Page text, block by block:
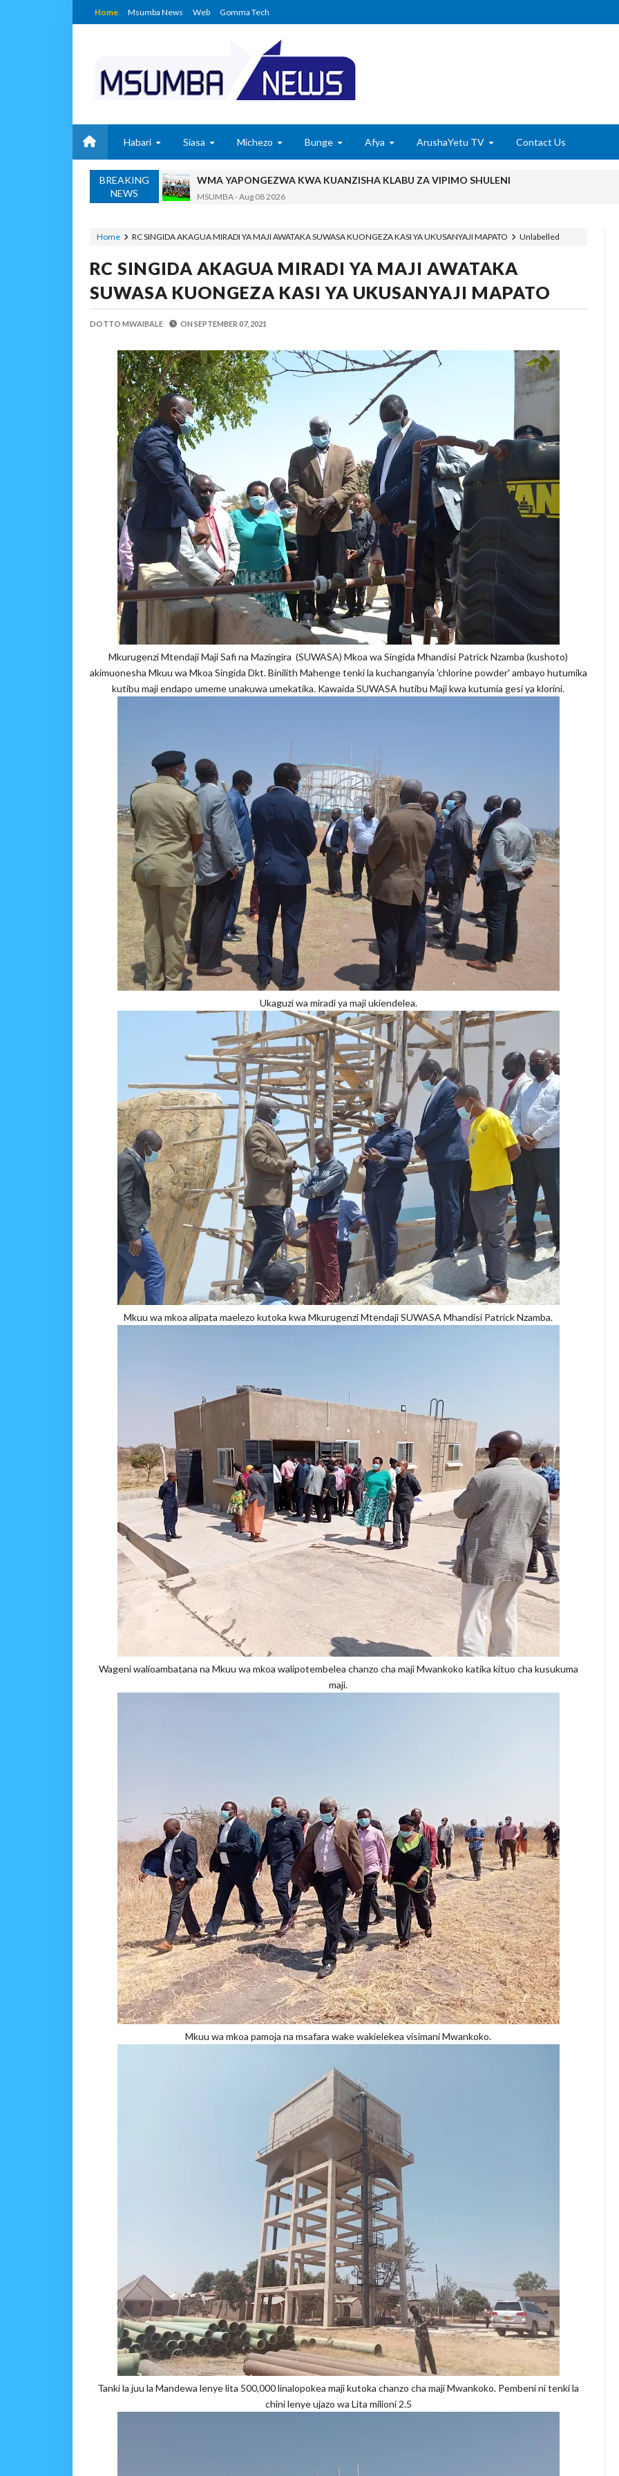
Home Msumba News Web Gomma Tech
Habari Siasa Michezo Bunge Afya ArushaYetu TV Contact Us
BREAKING
NEWS
WMA YAPONGEZWA KWA KUANZISHA KLABU ZA VIPIMO SHULENI
MSUMBA-Aug 08 2026
TPDC YARIDHISHWA NA MAENDELEO YA UJENZI WA PUMP STATION NAMBA 3-MRADI
OSCAR ASSENGA -Aug 07 2026
Alex Sonna-Aug 07 2026
MRADI WA KITUO CHA KUONGEZA MSUKUMO WA MAFUTA (PS3) MULEBA WAFIKIA
NHIF: BIMA YA AFYA NI MSINGI WA MAISHA YA KILA MTANZANIA
Alex Sonna-Aug 07 2026
LONDO AITAKA FCC KUWAFIKIA WANANCHI WENGI ZAIDI KUCHOCHEA THAMANI YA MAZAO
Alex Sonna-Aug 07 2026
BOT YAZINDUA KIELELEZO CHA FAIDA REJEA YA DHAMANA ZA SERIKALI KUBORESHA
OSCAR ASSENGA Aug 07 2026
TBS YASISITIZA UBORA WA BIDHAA KUWA CHACHU YA BIASHARA NA ULINZI WA MLAJI
Alex Sonna-Aug 07 2026
WRRB YAJA NA UBUNIFU KWENYE ZAO LA PARACHICHI
Alex Sonna- Aug 08 2026
Home Unlabelled
RC SINGIDA AKAGUA MIRADI YA MAJI AWATAKA SUWASA KUONGEZA KASI YA UKUSANYAJI MAPATO
RC SINGIDA AKAGUA MIRADI YA MAJI AWATAKA
SUWASA KUONGEZA KASI YA UKUSANYAJI MAPATO
DOTTO MWAIBALE ON SEPTEMBER 07, 2021
Mkurugenzi Mtendaji Maji Safi na Mazingira (SUWASA) Mkoa wa Singida Mhandisi Patrick Nzamba (kushoto)
akimuonesha Mkuu wa Mkoa Singida Dkt. Binilith Mahenge tenki la kuchanganyia 'chlorine powder' ambayo hutumika
kutibu maji endapo umeme unakuwa umekatika. Kawaida SUWASA hutibu Maji kwa kutumia gesi ya klorini.
Ukaguzi wa miradi ya maji ukiendelea.
Mkuu wa mkoa alipata maelezo kutoka kwa Mkurugenzi Mtendaji SUWASA Mhandisi Patrick Nzamba.
Wageni walioambatana na Mkuu wa mkoa walipotembelea chanzo cha maji Mwankoko katika kituo cha kusukuma
maji.
Mkuu wa mkoa pamoja na msafara wake wakielekea visimani Mwankoko.
Tanki la juu la Mandewa lenye lita 500,000 linalopokea maji kutoka chanzo cha maji Mwankoko. Pembeni ni tenki la
chini lenye ujazo wa Lita milioni 2.5